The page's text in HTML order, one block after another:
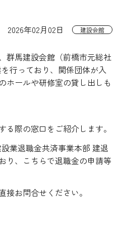
2026年02月02日 建設会館
群馬建設会館（前橋市元総社
行っており、関係団体が入
ホールや研修室の貸し出しも
際の窓口をご紹介します。
業退職金共済事業本部 建退
り、こちらで退職金の申請等
お問合せください。